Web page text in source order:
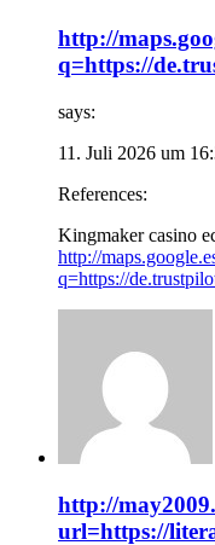
http://
q=https://
says:
11. Juli 2026 um
References:
Kingmaker casino
http://
q=https://
http://
url=https://